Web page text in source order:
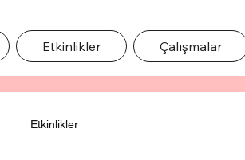
Etkinlikler Çalışmalar
Etkinlikler